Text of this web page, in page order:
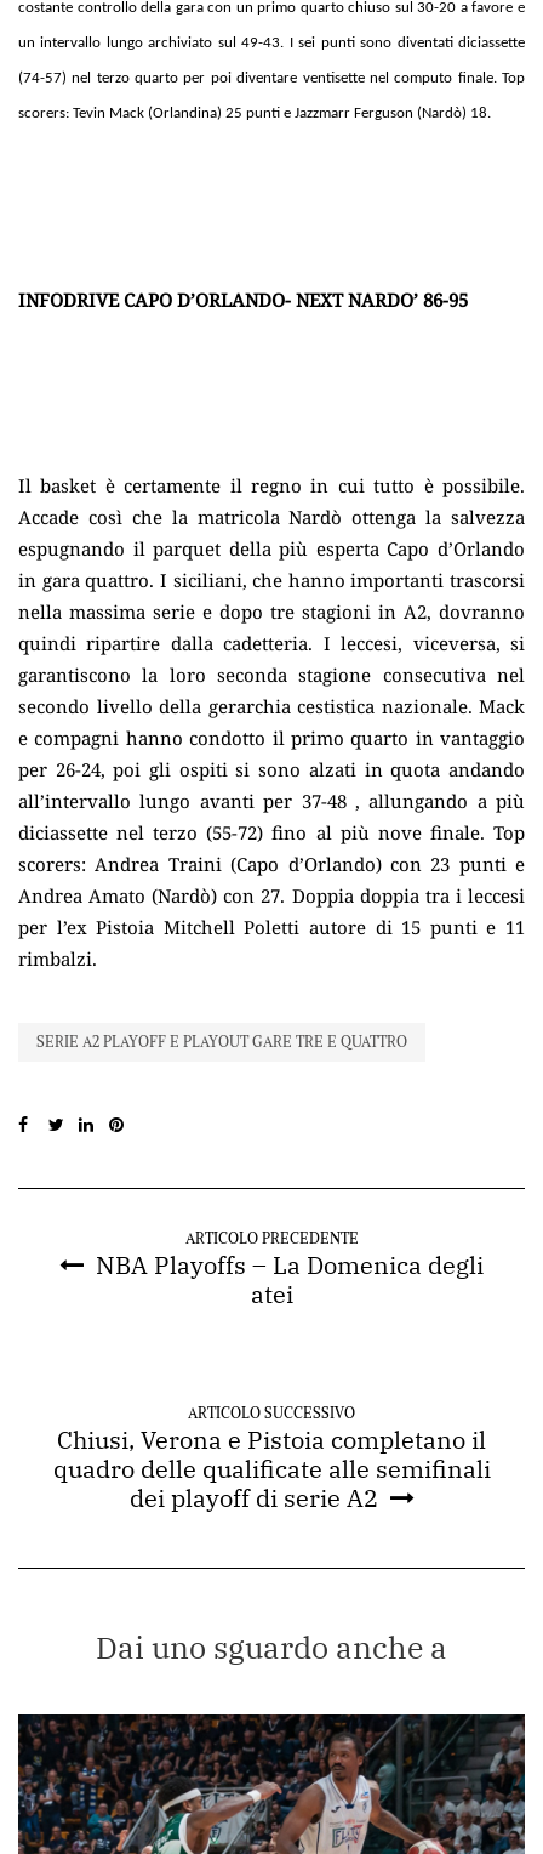
costante controllo della gara con un primo quarto chiuso sul 30-20 a favore e
un intervallo lungo archiviato sul 49-43. I sei punti sono diventati diciassette
(74-57) nel terzo quarto per poi diventare ventisette nel computo finale. Top
scorers: Tevin Mack (Orlandina) 25 punti e Jazzmarr Ferguson (Nardò) 18.
INFODRIVE CAPO D’ORLANDO- NEXT NARDO’ 86-95
Il basket è certamente il regno in cui tutto è possibile.
Accade così che la matricola Nardò ottenga la salvezza
espugnando il parquet della più esperta Capo d’Orlando
in gara quattro. I siciliani, che hanno importanti trascorsi
nella massima serie e dopo tre stagioni in A2, dovranno
quindi ripartire dalla cadetteria. I leccesi, viceversa, si
garantiscono la loro seconda stagione consecutiva nel
secondo livello della gerarchia cestistica nazionale. Mack
e compagni hanno condotto il primo quarto in vantaggio
per 26-24, poi gli ospiti si sono alzati in quota andando
all’intervallo lungo avanti per 37-48 , allungando a più
diciassette nel terzo (55-72) fino al più nove finale. Top
scorers: Andrea Traini (Capo d’Orlando) con 23 punti e
Andrea Amato (Nardò) con 27. Doppia doppia tra i leccesi
per l’ex Pistoia Mitchell Poletti autore di 15 punti e 11
rimbalzi.
SERIE A2 PLAYOFF E PLAYOUT GARE TRE E QUATTRO
ARTICOLO PRECEDENTE
NBA Playoffs – La Domenica degli
atei
ARTICOLO SUCCESSIVO
Chiusi, Verona e Pistoia completano il
quadro delle qualificate alle semifinali
dei playoff di serie A2
Dai uno sguardo anche a